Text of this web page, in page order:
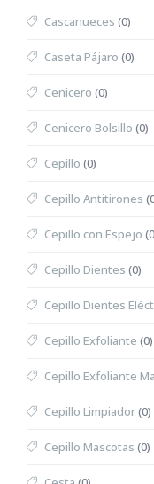
Cascanueces (0)
Caseta Pájaro (0)
Cenicero (0)
Cenicero Bolsillo (0)
Cepillo (0)
Cepillo Antitirones
Cepillo con Espejo
Cepillo Dientes (0)
Cepillo Dientes
Cepillo Exfoliante (0)
Cepillo Exfoliante
Cepillo Limpiador(0)
Cepillo Mascotas (0)